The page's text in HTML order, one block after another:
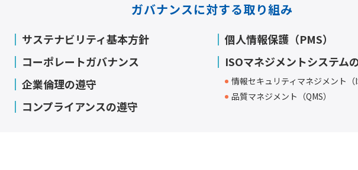
ガバナンスに対する取り組み
サステナビリティ基本方針
コーポレートガバナンス
企業倫理の遵守
コンプライアンスの遵守
個人情報保護（PMS）
ISOマネジメントシステム
情報セキュリティマネジメント（
品質マネジメント（QMS）